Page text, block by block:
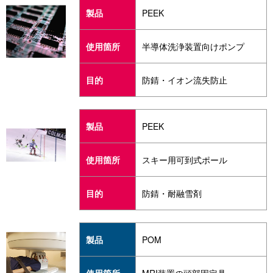
製品 PEEK
使用箇所 半導体洗浄装置向けポンプ
目的 防錆・イオン流失防止
製品 PEEK
使用箇所 スキー用可到式ポール
目的 防錆・耐融雪剤
製品 POM